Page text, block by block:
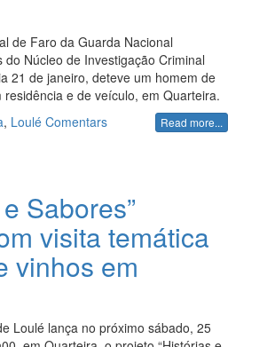
de Faro da Guarda Nacional
do Núcleo de Investigação Criminal
21 de janeiro, deteve um homem de
e de veículo, em Quarteira.
, Loulé Comentars Read more...
Sabores”
visita temática
vinhos em
Loulé lança no próximo sábado, 25